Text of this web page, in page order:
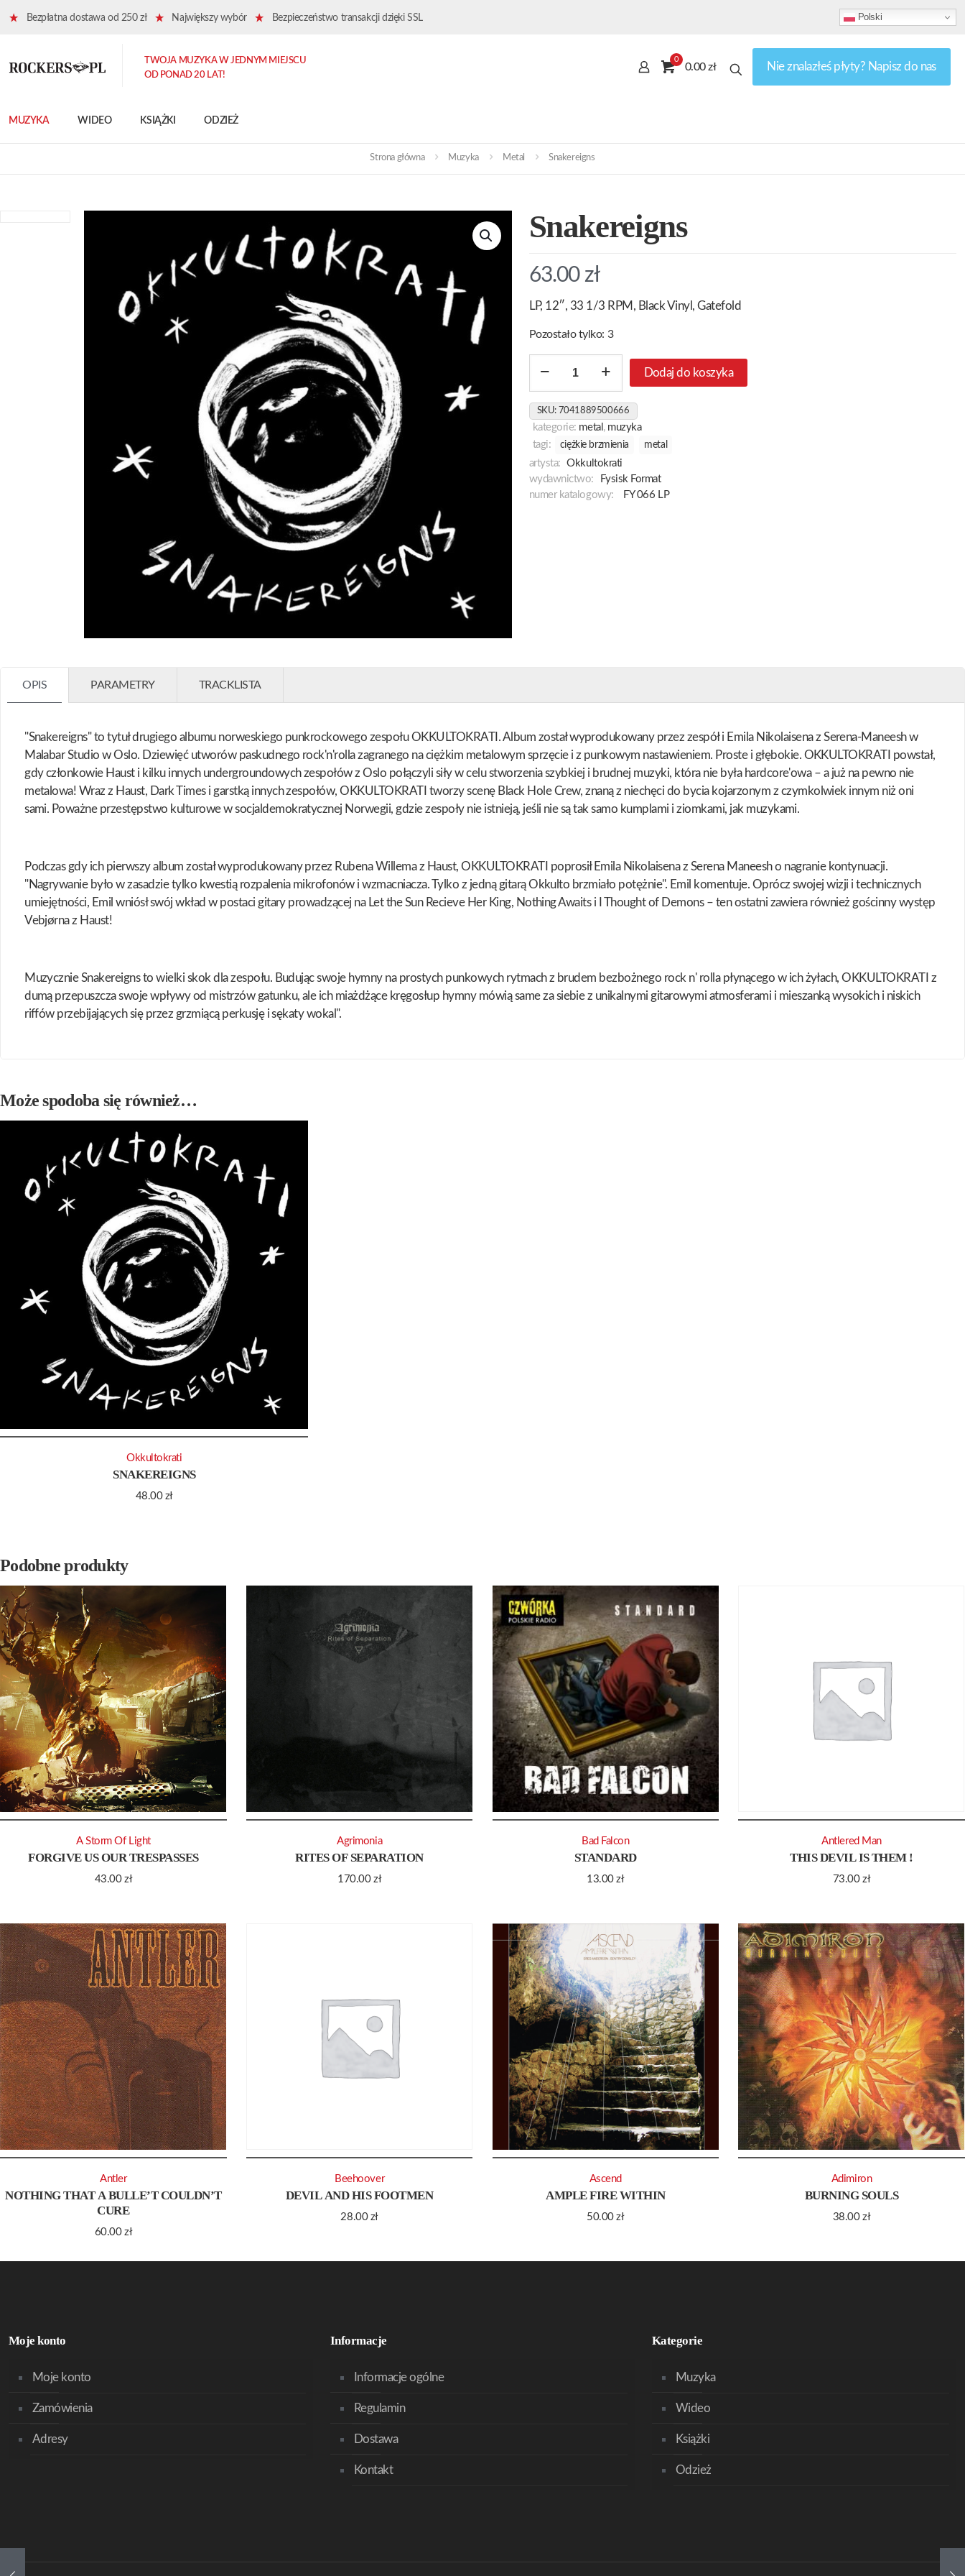
Bezpłatna dostawa od 250 zł Największy wybór Bezpieczeństwo transakcji dzięki SSL Polski
MUZYKA WIDEO KSIĄŻKI ODZIEŻ
TWOJA MUZYKA W JEDNYM MIEJSCU
OD PONAD 20 LAT!
0
0.00 zł Nie znalazłeś płyty? Napisz do nas
Strona główna Muzyka Metal Snakereigns
Snakereigns
63.00 zł
LP, 12″, 33 1/3 RPM, Black Vinyl, Gatefold
Pozostało tylko: 3
Snakereigns
Dodaj do koszyka
SKU: 7041889500666
kategorie: metal , muzyka
tagi:
ciężkie brzmienia metal
artysta:
Okkultokrati
wydawnictwo:
Fysisk Format
numer katalogowy:
FY 066 LP
OPIS PARAMETRY TRACKLISTA
"Snakereigns" to tytuł drugiego albumu norweskiego punkrockowego zespołu OKKULTOKRATI. Album został wyprodukowany przez zespół i Emila Nikolaisena z Serena-Maneesh w
Malabar Studio w Oslo. Dziewięć utworów paskudnego rock'n'rolla zagranego na ciężkim metalowym sprzęcie i z punkowym nastawieniem. Proste i głębokie. OKKULTOKRATI powstał,
gdy członkowie Haust i kilku innych undergroundowych zespołów z Oslo połączyli siły w celu stworzenia szybkiej i brudnej muzyki, która nie była hardcore'owa – a już na pewno nie
metalowa! Wraz z Haust, Dark Times i garstką innych zespołów, OKKULTOKRATI tworzy scenę Black Hole Crew, znaną z niechęci do bycia kojarzonym z czymkolwiek innym niż oni
sami. Poważne przestępstwo kulturowe w socjaldemokratycznej Norwegii, gdzie zespoły nie istnieją, jeśli nie są tak samo kumplami i ziomkami, jak muzykami.
Podczas gdy ich pierwszy album został wyprodukowany przez Rubena Willema z Haust, OKKULTOKRATI poprosił Emila Nikolaisena z Serena Maneesh o nagranie kontynuacji.
"Nagrywanie było w zasadzie tylko kwestią rozpalenia mikrofonów i wzmacniacza. Tylko z jedną gitarą Okkulto brzmiało potężnie". Emil komentuje. Oprócz swojej wizji i technicznych
umiejętności, Emil wniósł swój wkład w postaci gitary prowadzącej na Let the Sun Recieve Her King, Nothing Awaits i I Thought of Demons – ten ostatni zawiera również gościnny występ
Vebjørna z Haust!
Muzycznie Snakereigns to wielki skok dla zespołu. Budując swoje hymny na prostych punkowych rytmach z brudem bezbożnego rock n' rolla płynącego w ich żyłach, OKKULTOKRATI z
dumą przepuszcza swoje wpływy od mistrzów gatunku, ale ich miażdżące kręgosłup hymny mówią same za siebie z unikalnymi gitarowymi atmosferami i mieszanką wysokich i niskich
riffów przebijających się przez grzmiącą perkusję i sękaty wokal".
Może spodoba się również…
SNAKEREIGNS
48.00 zł
Okkultokrati
Podobne produkty
FORGIVE US OUR TRESPASSES
43.00zł
A Storm Of Light
RITES OF SEPARATION
170.00 zł
Agrimonia
STANDARD
13.00zł
Bad Falcon
THIS DEVIL IS THEM !
73.00zł
Antlered Man
NOTHING THAT A BULLE’T COULDN’T
CURE
60.00zł
Antler
DEVIL AND HIS FOOTMEN
28.00 zł
Beehoover
AMPLE FIRE WITHIN
50.00zł
Ascend
BURNING SOULS
38.00zł
Adimiron
Moje konto
Moje konto
Zamówienia
Adresy
Informacje
Informacje ogólne
Regulamin
Dostawa
Kontakt
Kategorie
Muzyka
Wideo
Książki
Odzież